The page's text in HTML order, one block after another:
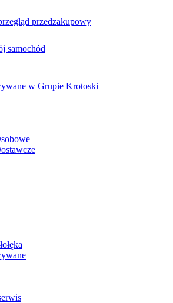
przedzakupowy
samochód
w Grupie Krotoski